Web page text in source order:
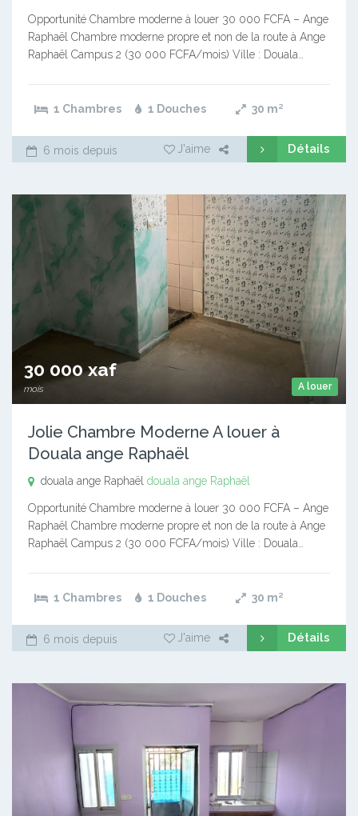
Opportunité Chambre moderne à louer 30 000 FCFA – Ange
Raphaël Chambre moderne propre et non de la route à Ange
Raphaël Campus 2 (30 000 FCFA/mois) Ville : Douala…
1 Chambres 1 Douches 30 m²
6 mois depuis J'aime Détails
A louer
30 000 xaf
mois
Jolie Chambre Moderne A louer à
Douala ange Raphaël
douala ange Raphaël douala ange Raphaël
Opportunité Chambre moderne à louer 30 000 FCFA – Ange
Raphaël Chambre moderne propre et non de la route à Ange
Raphaël Campus 2 (30 000 FCFA/mois) Ville : Douala…
1 Chambres 1 Douches 30 m²
6 mois depuis J'aime Détails